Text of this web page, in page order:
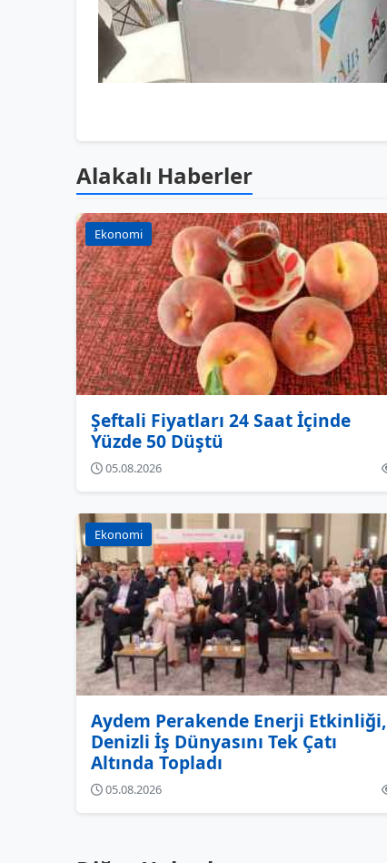
Alakalı Haberler
Ekonomi
Şeftali Fiyatları 24 Saat İçinde
Yüzde 50 Düştü
05.08.2026
Ekonomi
Aydem Perakende Enerji Etkinliği,
Denizli İş Dünyasını Tek Çatı
Altında Topladı
05.08.2026